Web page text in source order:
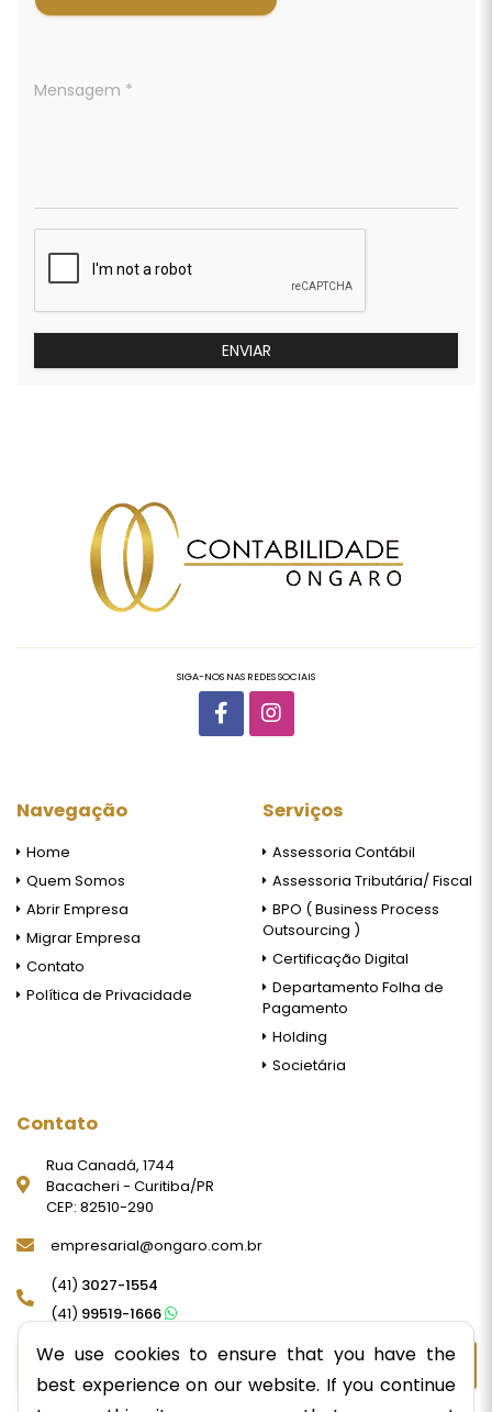
Mensagem *
SIGA-NOS NAS REDES SOCIAIS
Navegação
Home
Quem Somos
Abrir Empresa
Migrar Empresa
Contato
Política de Privacidade
Serviços
Assessoria Contábil
Assessoria Tributária/ Fiscal
BPO ( Business Process
Outsourcing )
Certificação Digital
Departamento Folha de
Pagamento
Holding
Societária
Contato
Rua Canadá, 1744
Bacacheri - Curitiba/PR
CEP: 82510-290
empresarial@ongaro.com.br
(41) 3027-1554
(41) 99519-1666
NÓS LIGAMOS PARA VOCÊ
We use cookies to ensure that you have the
best experience on our website. If you continue